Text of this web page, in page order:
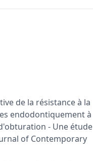
de la résistance à la
endodontiquement à
- Une étude
of Contemporary